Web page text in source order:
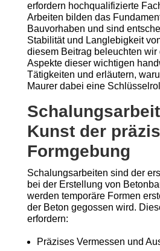
erfordern hochqualifizierte
Arbeiten bilden das
Bauvorhaben und sind
Stabilität und Langlebigkeit
diesem Beitrag beleuchten
Aspekte dieser wichtigen
Tätigkeiten und erläutern,
Maurer dabei eine
Kunst der
Formgebung
Schalungsarbeiten sind der
bei der Erstellung von
werden temporäre Formen
der Beton gegossen wird.
erfordern:
Präzises Vermessen und